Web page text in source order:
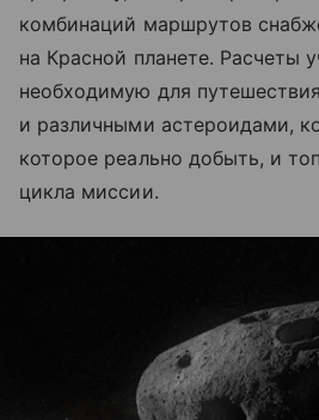
комбинаций маршрутов
на Красной планете. Расчеты
необходимую для
и различными астероидами,
которое реально добыть, и
цикла миссии.